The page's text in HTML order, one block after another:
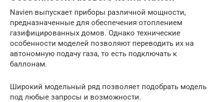
Navien выпускает приборы различной мощности,
предназначенные для обеспечения отоплением
газифицированных домов. Однако технические
особенности моделей позволяют переводить их на
автономную подачу газа, то есть подключать к
баллонам.
Широкий модельный ряд позволяет подобрать модель
под любые запросы и возможности.